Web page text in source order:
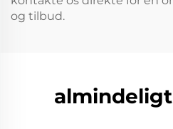
og tilbud.